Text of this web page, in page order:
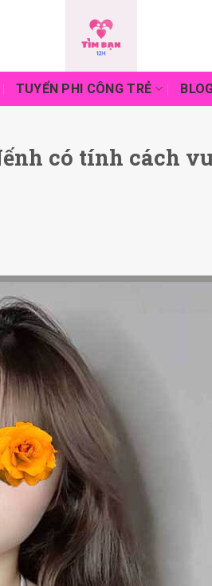
TUYỂN PHI CÔNG TRẺ
có tính cách